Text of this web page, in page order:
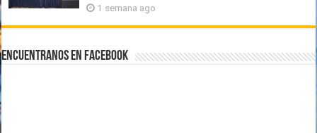
1 semana ago
Encuentranos en Facebook